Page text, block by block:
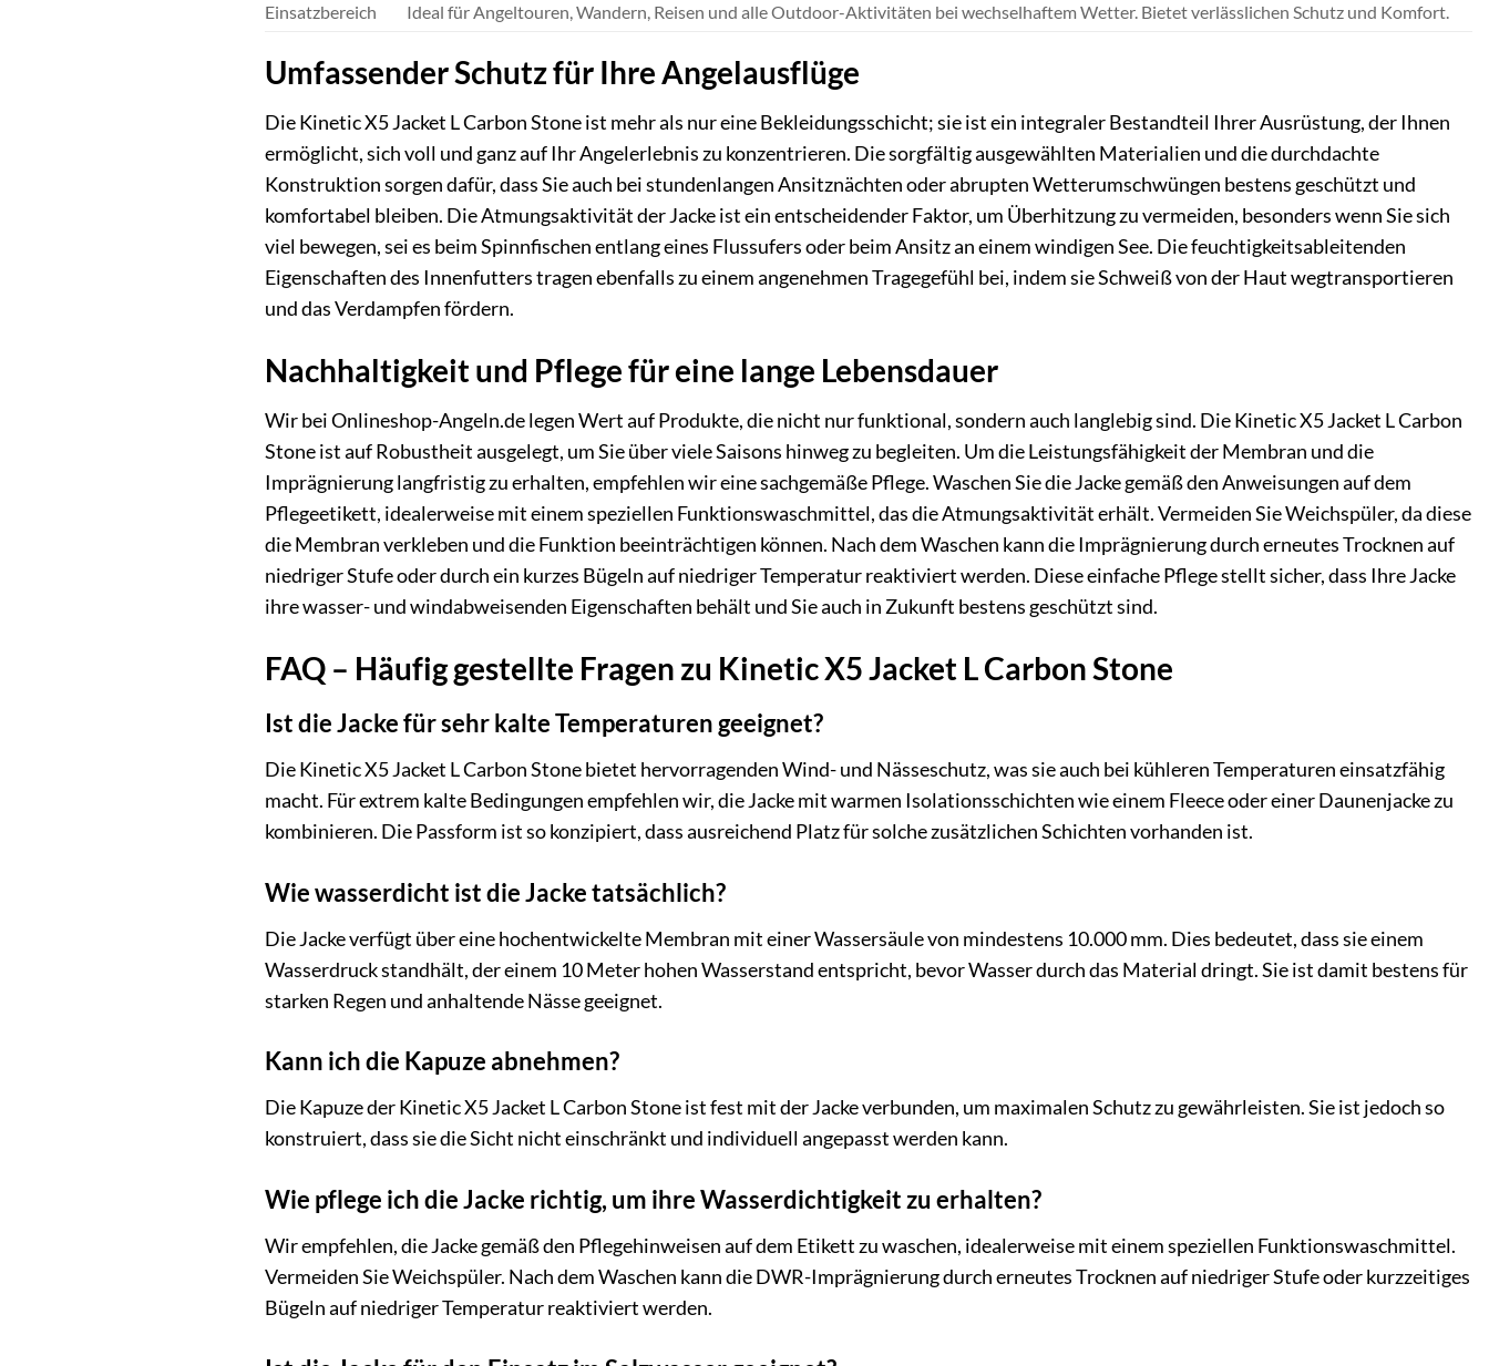
Einsatzbereich
Ideal für Angeltouren, Wandern, Reisen und alle Outdoor-Aktivitäten bei wechselhaftem Wetter. Bietet verlässlichen Schutz und Komfort.
Umfassender Schutz für Ihre Angelausflüge
Die Kinetic X5 Jacket L Carbon Stone ist mehr als nur eine Bekleidungsschicht; sie ist ein integraler Bestandteil Ihrer Ausrüstung, der Ihnen
ermöglicht, sich voll und ganz auf Ihr Angelerlebnis zu konzentrieren. Die sorgfältig ausgewählten Materialien und die durchdachte
Konstruktion sorgen dafür, dass Sie auch bei stundenlangen Ansitznächten oder abrupten Wetterumschwüngen bestens geschützt und
komfortabel bleiben. Die Atmungsaktivität der Jacke ist ein entscheidender Faktor, um Überhitzung zu vermeiden, besonders wenn Sie sich
viel bewegen, sei es beim Spinnfischen entlang eines Flussufers oder beim Ansitz an einem windigen See. Die feuchtigkeitsableitenden
Eigenschaften des Innenfutters tragen ebenfalls zu einem angenehmen Tragegefühl bei, indem sie Schweiß von der Haut wegtransportieren
und das Verdampfen fördern.
Nachhaltigkeit und Pflege für eine lange Lebensdauer
Wir bei Onlineshop-Angeln.de legen Wert auf Produkte, die nicht nur funktional, sondern auch langlebig sind. Die Kinetic X5 Jacket L Carbon
Stone ist auf Robustheit ausgelegt, um Sie über viele Saisons hinweg zu begleiten. Um die Leistungsfähigkeit der Membran und die
Imprägnierung langfristig zu erhalten, empfehlen wir eine sachgemäße Pflege. Waschen Sie die Jacke gemäß den Anweisungen auf dem
Pflegeetikett, idealerweise mit einem speziellen Funktionswaschmittel, das die Atmungsaktivität erhält. Vermeiden Sie Weichspüler, da diese
die Membran verkleben und die Funktion beeinträchtigen können. Nach dem Waschen kann die Imprägnierung durch erneutes Trocknen auf
niedriger Stufe oder durch ein kurzes Bügeln auf niedriger Temperatur reaktiviert werden. Diese einfache Pflege stellt sicher, dass Ihre Jacke
ihre wasser- und windabweisenden Eigenschaften behält und Sie auch in Zukunft bestens geschützt sind.
FAQ – Häufig gestellte Fragen zu Kinetic X5 Jacket L Carbon Stone
Ist die Jacke für sehr kalte Temperaturen geeignet?
Die Kinetic X5 Jacket L Carbon Stone bietet hervorragenden Wind- und Nässeschutz, was sie auch bei kühleren Temperaturen einsatzfähig
macht. Für extrem kalte Bedingungen empfehlen wir, die Jacke mit warmen Isolationsschichten wie einem Fleece oder einer Daunenjacke zu
kombinieren. Die Passform ist so konzipiert, dass ausreichend Platz für solche zusätzlichen Schichten vorhanden ist.
Wie wasserdicht ist die Jacke tatsächlich?
Die Jacke verfügt über eine hochentwickelte Membran mit einer Wassersäule von mindestens 10.000 mm. Dies bedeutet, dass sie einem
Wasserdruck standhält, der einem 10 Meter hohen Wasserstand entspricht, bevor Wasser durch das Material dringt. Sie ist damit bestens für
starken Regen und anhaltende Nässe geeignet.
Kann ich die Kapuze abnehmen?
Die Kapuze der Kinetic X5 Jacket L Carbon Stone ist fest mit der Jacke verbunden, um maximalen Schutz zu gewährleisten. Sie ist jedoch so
konstruiert, dass sie die Sicht nicht einschränkt und individuell angepasst werden kann.
Wie pflege ich die Jacke richtig, um ihre Wasserdichtigkeit zu erhalten?
Wir empfehlen, die Jacke gemäß den Pflegehinweisen auf dem Etikett zu waschen, idealerweise mit einem speziellen Funktionswaschmittel.
Vermeiden Sie Weichspüler. Nach dem Waschen kann die DWR-Imprägnierung durch erneutes Trocknen auf niedriger Stufe oder kurzzeitiges
Bügeln auf niedriger Temperatur reaktiviert werden.